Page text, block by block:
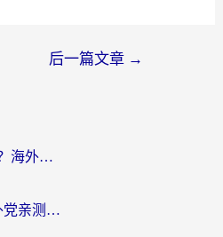
后一篇文章 →
雷神手游和sixfast哪个好？海外党亲测3款回国加速器，教你选对不踩坑
穿梭和快喵好用吗？海外党亲测：小众加速器对比+番茄加速器深度体验